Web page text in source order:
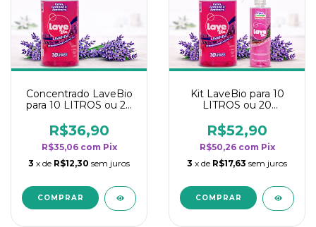
Concentrado LaveBio
para 10 LITROS ou 20
rendimento da
categoria - Lavanda
R$36,90
R$35,06 com Pix
3 x de R$12,30 sem juros
Kit LaveBio para 10
LITROS ou 20
rendimento da
categoria - Lavanda
R$52,90
R$50,26 com Pix
3 x de R$17,63 sem juros